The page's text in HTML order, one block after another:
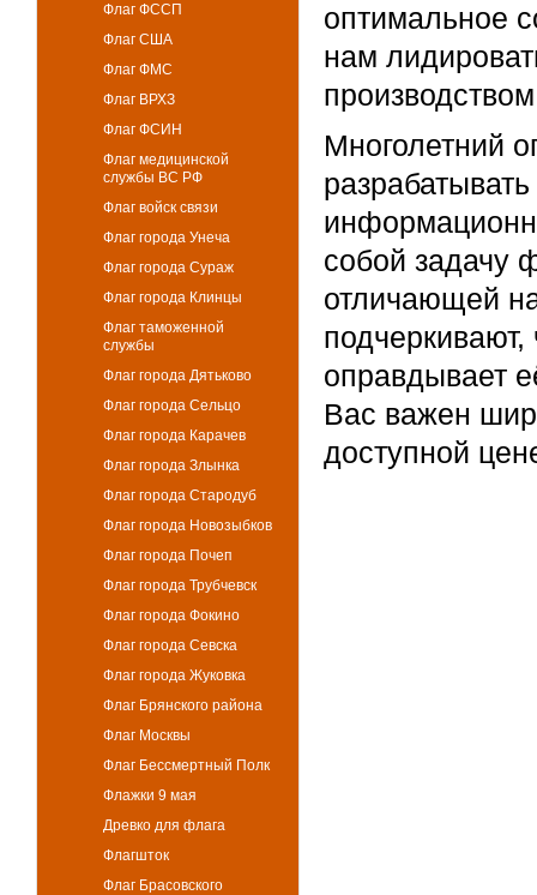
Флаг ФССП
Флаг США
Флаг ФМС
Флаг ВРХЗ
Флаг ФСИН
Флаг медицинской
службы ВС РФ
Флаг войск связи
Флаг города Унеча
Флаг города Сураж
Флаг города Клинцы
Флаг таможенной
службы
Флаг города Дятьково
Флаг города Сельцо
Флаг города Карачев
Флаг города Злынка
Флаг города Стародуб
Флаг города Новозыбков
Флаг города Почеп
Флаг города Трубчевск
Флаг города Фокино
Флаг города Севска
Флаг города Жуковка
Флаг Брянского района
Флаг Москвы
Флаг Бессмертный Полк
Флажки 9 мая
Древко для флага
Флагшток
Флаг Брасовского
оптимальное
нам
Многолетний
собой задачу
отличающей
оправдывает
Вас важен
доступной